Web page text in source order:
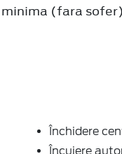
minima (fara sofer)
Închidere
Încuiere